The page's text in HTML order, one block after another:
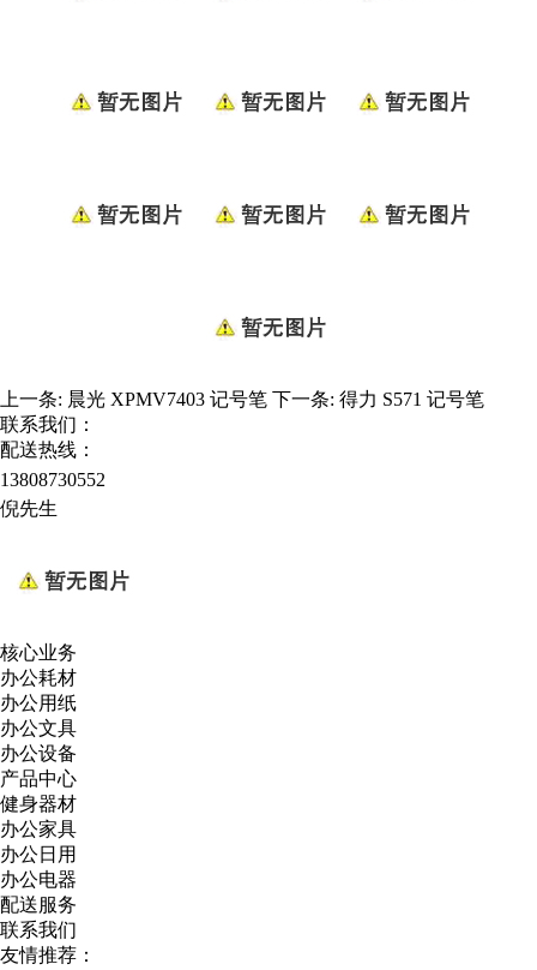
上一条: 晨光 XPMV7403 记号笔 下一条: 得力 S571 记号笔
联系我们：
配送热线：
13808730552
倪先生
核心业务
办公耗材
办公用纸
办公文具
办公设备
产品中心
健身器材
办公家具
办公日用
办公电器
配送服务
联系我们
友情推荐：